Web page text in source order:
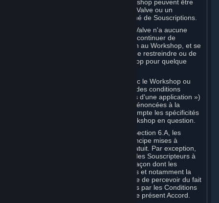
certains cas, les Contributions au Workshop peuvent être
étudiées à des fins d'incorporation par Valve ou un
développeur tiers à un jeu ou un Marché de Souscriptions.
Vous comprenez et reconnaissez que Valve n'a aucune
obligation d'utiliser, de distribuer ou de continuer de
distribuer des copies d'une Contribution au Workshop, et se
réserve le droit, mais non l'obligation, de restreindre ou de
supprimer une Contribution au Workshop pour quelque
Certaines Applications compatibles avec le Workshop ou
pages Web Workshop peuvent inclure des conditions
spéciales (des « Conditions spécifiques d'une application »)
complétant ou modifiant les conditions énoncées à la
présente Section afin de prendre en compte les spécificités
de l’Application compatible avec le Workshop en question.
Conformément aux dispositions de la Section 6.A, les
Contributions au Workshop sont en principe mises à
disposition des Souscripteurs à titre gratuit. Par exception,
elles peuvent être mises à disposition des Souscripteurs à
titre payant. Dans cette hypothèse, la façon dont les
revenus générés peuvent être partagés et notamment la
rémunération que vous êtes susceptible de percevoir du fait
de cette mise à disposition sont définies par les Conditions
spécifiques de l’application et non par le présent Accord.